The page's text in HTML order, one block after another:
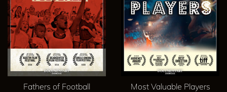
Fathers of Football Most Valuable Players